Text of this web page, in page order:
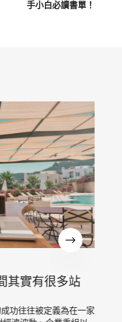
手小白必讀書單！
其實有很多站
功往往被定義為在一家